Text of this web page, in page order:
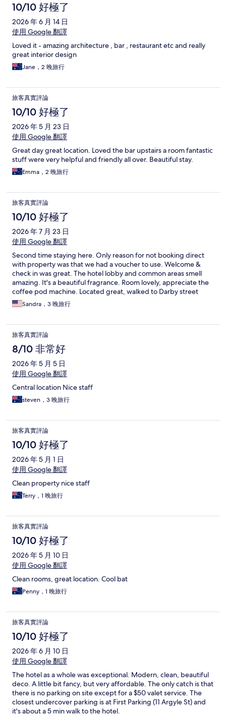
10/10 好極了
2026 年 6 月 14 日
使用 Google 翻譯
Loved it - amazing architecture , bar , restaurant etc and really
great interior design
Jane，2 晚旅行
旅客真實評論
10/10 好極了
2026 年 5 月 23 日
使用 Google 翻譯
Great day great location. Loved the bar upstairs a room fantastic
stuff were very helpful and friendly all over. Beautiful stay.
Emma，2 晚旅行
旅客真實評論
10/10 好極了
2026 年 7 月 23 日
使用 Google 翻譯
Second time staying here. Only reason for not booking direct
with property was that we had a voucher to use. Welcome &
check in was great. The hotel lobby and common areas smell
amazing. It's a beautiful fragrance. Room lovely, appreciate the
coffee pod machine. Located great, walked to Darby street
cafes and pub. Parking we chose q Argyle Street which is
reasonable at $20 per night. Didn't get to the cocktail bar this
Sandra，3 晚旅行
旅客真實評論
8/10 非常好
2026 年 5 月 5 日
使用 Google 翻譯
Central location Nice staff
steven，3 晚旅行
旅客真實評論
10/10 好極了
2026 年 5 月 1 日
使用 Google 翻譯
Clean property nice staff
Terry，1 晚旅行
旅客真實評論
10/10 好極了
2026 年 5 月 10 日
使用 Google 翻譯
Clean rooms, great location. Cool bat
Penny，1 晚旅行
旅客真實評論
10/10 好極了
2026 年 6 月 10 日
使用 Google 翻譯
The hotel as a whole was exceptional. Modern, clean, beautiful
deco. A little bit fancy, but very affordable. The only catch is that
there is no parking on site except for a $50 valet service. The
closest undercover parking is at First Parking (11 Argyle St) and
it's about a 5 min walk to the hotel.